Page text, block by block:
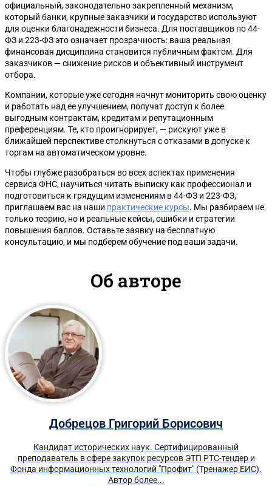
официальный, законодательно закрепленный механизм,
который банки, крупные заказчики и государство используют
для оценки благонадежности бизнеса. Для поставщиков по 44-
ФЗ и 223-ФЗ это означает прозрачность: ваша реальная
финансовая дисциплина становится публичным фактом. Для
заказчиков — снижение рисков и объективный инструмент
отбора.
Компании, которые уже сегодня начнут мониторить свою оценку
и работать над ее улучшением, получат доступ к более
выгодным контрактам, кредитам и репутационным
преференциям. Те, кто проигнорирует, — рискуют уже в
ближайшей перспективе столкнуться с отказами в допуске к
торгам на автоматическом уровне.
Чтобы глубже разобраться во всех аспектах применения
сервиса ФНС, научиться читать выписку как профессионал и
подготовиться к грядущим изменениям в 44-ФЗ и 223-ФЗ,
приглашаем вас на наши практические курсы. Мы разбираем не
только теорию, но и реальные кейсы, ошибки и стратегии
повышения баллов. Оставьте заявку на бесплатную
консультацию, и мы подберем обучение под ваши задачи.
Об авторе
Добрецов Григорий Борисович
Кандидат исторических наук. Сертифицированный
преподаватель в сфере закупок ресурсов ЭТП РТС-тендер и
Фонда информационных технологий "Профит" (Тренажер ЕИС).
Автор более...